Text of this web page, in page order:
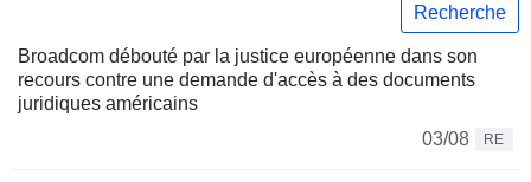
Recherche
Broadcom débouté par la justice européenne dans son
recours contre une demande d'accès à des documents
juridiques américains
03/08
RE